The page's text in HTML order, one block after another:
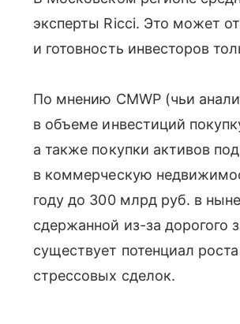
эксперты Ricci. Это может
и готовность инвесторов
По мнению CMWP (чьи
в объеме инвестиций
а также покупки активов
в коммерческую
году до 300 млрд руб. в
сдержанной из-за дорогого
существует потенциал
стрессовых сделок.